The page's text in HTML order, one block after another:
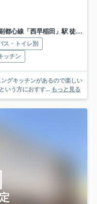
都心線「西早稲田」駅 徒歩6分
ス・トイレ別
ッチン
グキッチンがあるので楽しい
いう方におすす... もっと見る